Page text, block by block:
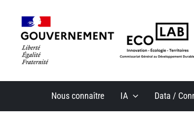
contenu
Nous connaître IA Data /